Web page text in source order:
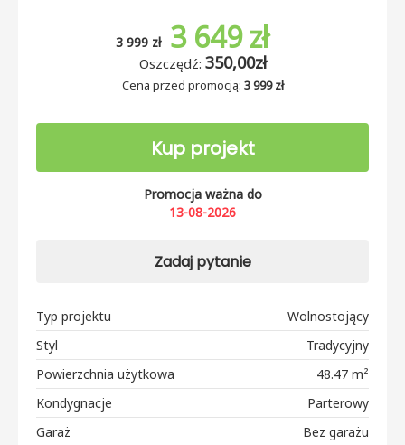
3 999 zł 3 649 zł
Oszczędź: 350,00zł
Cena przed promocją: 3 999 zł
Kup projekt
Promocja ważna do
13-08-2026
Zadaj pytanie
Typ projektu
Wolnostojący
Styl
Tradycyjny
Powierzchnia użytkowa
48.47 m²
Kondygnacje
Parterowy
Garaż
Bez garażu